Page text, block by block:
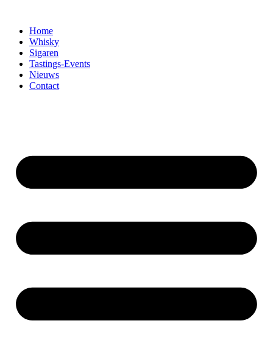
Home
Whisky
Sigaren
Tastings-Events
Nieuws
Contact